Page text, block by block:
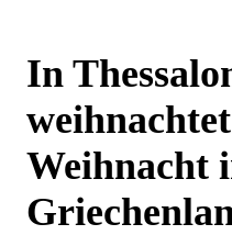
In
Weihnacht